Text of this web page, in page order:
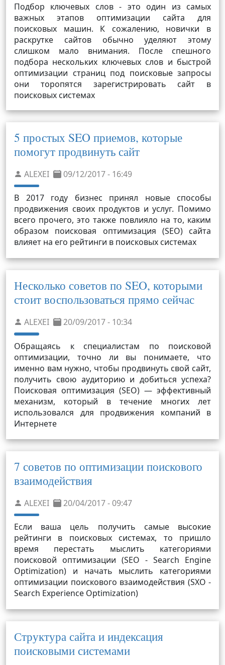
Подбор ключевых слов - это один из самых
важных этапов оптимизации сайта для
поисковых машин. К сожалению, новички в
раскрутке сайтов обычно уделяют этому
слишком мало внимания. После спешного
подбора нескольких ключевых слов и быстрой
оптимизации страниц под поисковые запросы
они торопятся зарегистрировать сайт в
поисковых системах
5 простых SEO приемов, которые
помогут продвинуть сайт
ALEXEI 09/12/2017 - 16:49
В 2017 году бизнес принял новые способы
продвижения своих продуктов и услуг. Помимо
всего прочего, это также повлияло на то, каким
образом поисковая оптимизация (SEO) сайта
влияет на его рейтинги в поисковых системах
Несколько советов по SEO, которыми
стоит воспользоваться прямо сейчас
ALEXEI 20/09/2017 - 10:34
Обращаясь к специалистам по поисковой
оптимизации, точно ли вы понимаете, что
именно вам нужно, чтобы продвинуть свой сайт,
получить свою аудиторию и добиться успеха?
Поисковая оптимизация (SEO) — эффективный
механизм, который в течение многих лет
использовался для продвижения компаний в
Интернете
7 советов по оптимизации поискового
взаимодействия
ALEXEI 20/04/2017 - 09:47
Если ваша цель получить самые высокие
рейтинги в поисковых системах, то пришло
время перестать мыслить категориями
поисковой оптимизации (SEO - Search Engine
Optimization) и начать мыслить категориями
оптимизации поискового взаимодействия (SXO -
Search Experience Optimization)
Структура сайта и индексация
поисковыми системами